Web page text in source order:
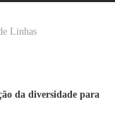
Linhas
da diversidade para